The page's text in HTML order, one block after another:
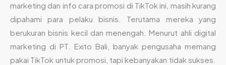
marketing dan info cara promosi di TikTok ini, masih kurang
dipahami para pelaku bisnis. Terutama mereka yang
berukuran bisnis kecil dan menengah. Menurut ahli digital
marketing di PT. Exito Bali, banyak pengusaha memang
pakai TikTok untuk promosi, tapi kebanyakan tidak sukses.